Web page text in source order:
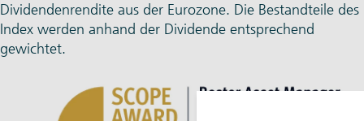
Dividendenrendite aus der Eurozone. Die Bestandteile des
Index werden anhand der Dividende entsprechend
gewichtet.